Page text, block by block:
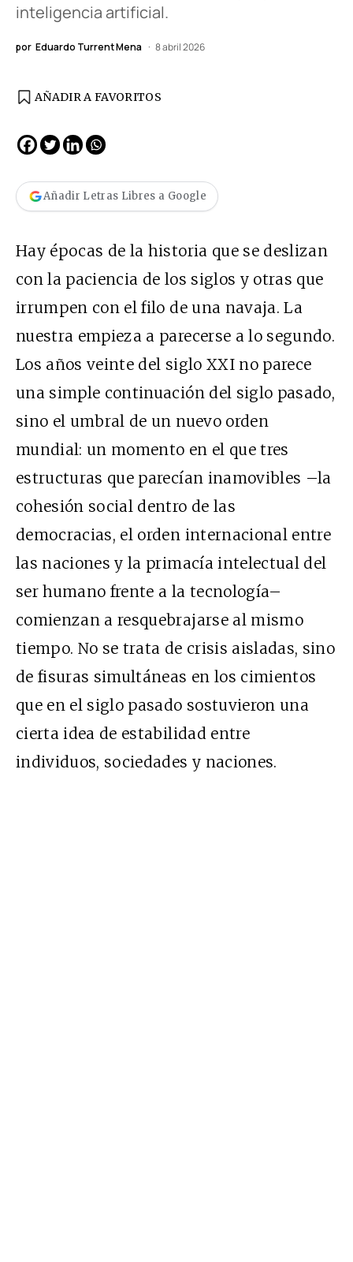
inteligencia artificial.
por Eduardo Turrent Mena 8 abril 2026
AÑADIR A FAVORITOS
Añadir Letras Libres a Google
Hay épocas de la historia que se deslizan
con la paciencia de los siglos y otras que
irrumpen con el filo de una navaja. La
nuestra empieza a parecerse a lo segundo.
Los años veinte del siglo XXI no parece
una simple continuación del siglo pasado,
sino el umbral de un nuevo orden
mundial: un momento en el que tres
estructuras que parecían inamovibles –la
cohesión social dentro de las
democracias, el orden internacional entre
las naciones y la primacía intelectual del
ser humano frente a la tecnología–
comienzan a resquebrajarse al mismo
tiempo. No se trata de crisis aisladas, sino
de fisuras simultáneas en los cimientos
que en el siglo pasado sostuvieron una
cierta idea de estabilidad entre
individuos, sociedades y naciones.